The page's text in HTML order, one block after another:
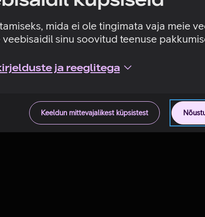
mida ei ole tingimata vaja meie
sinu soovitud teenuse
ja reeglitega
Keeldun mittevajalikest küpsistest